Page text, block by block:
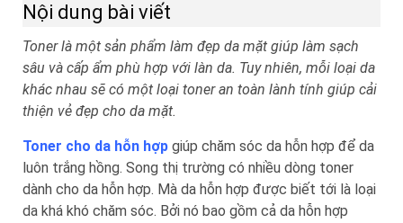
Nội dung bài viết
Toner là một sản phẩm làm đẹp da mặt giúp làm sạch
sâu và cấp ẩm phù hợp với làn da. Tuy nhiên, mỗi loại da
khác nhau sẽ có một loại toner an toàn lành tính giúp cải
thiện vẻ đẹp cho da mặt.
Toner cho da hỗn hợp giúp chăm sóc da hỗn hợp để da
luôn trắng hồng. Song thị trường có nhiều dòng toner
dành cho da hỗn hợp. Mà da hỗn hợp được biết tới là loại
da khá khó chăm sóc. Bởi nó bao gồm cả da hỗn hợp